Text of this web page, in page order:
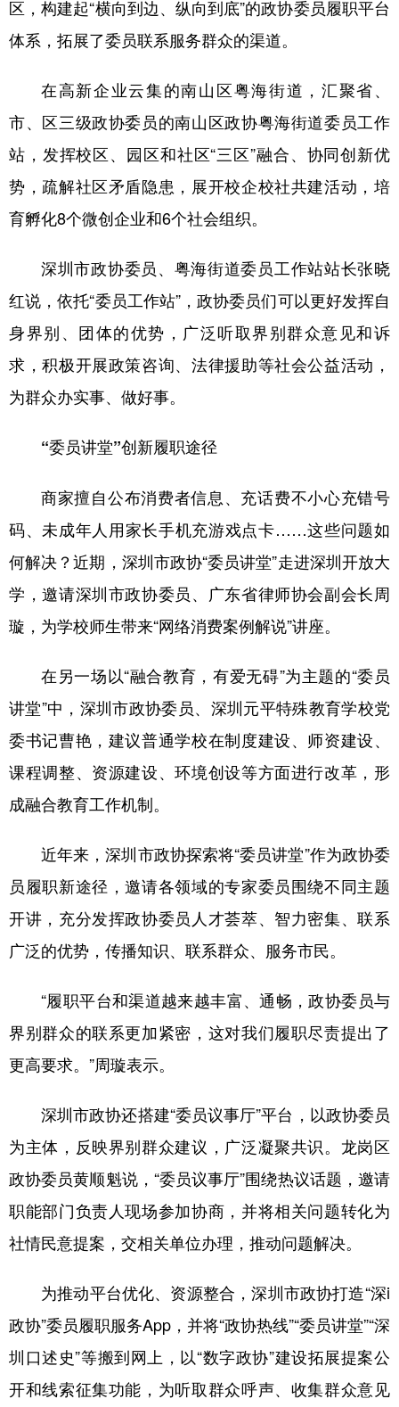
区，构建起“横向到边、纵向到底”的政协委员履职平台
体系，拓展了委员联系服务群众的渠道。
在高新企业云集的南山区粤海街道，汇聚省、
市、区三级政协委员的南山区政协粤海街道委员工作
站，发挥校区、园区和社区“三区”融合、协同创新优
势，疏解社区矛盾隐患，展开校企校社共建活动，培
育孵化8个微创企业和6个社会组织。
深圳市政协委员、粤海街道委员工作站站长张晓
红说，依托“委员工作站”，政协委员们可以更好发挥自
身界别、团体的优势，广泛听取界别群众意见和诉
求，积极开展政策咨询、法律援助等社会公益活动，
为群众办实事、做好事。
“委员讲堂”创新履职途径
商家擅自公布消费者信息、充话费不小心充错号
码、未成年人用家长手机充游戏点卡……这些问题如
何解决？近期，深圳市政协“委员讲堂”走进深圳开放大
学，邀请深圳市政协委员、广东省律师协会副会长周
璇，为学校师生带来“网络消费案例解说”讲座。
在另一场以“融合教育，有爱无碍”为主题的“委员
讲堂”中，深圳市政协委员、深圳元平特殊教育学校党
委书记曹艳，建议普通学校在制度建设、师资建设、
课程调整、资源建设、环境创设等方面进行改革，形
成融合教育工作机制。
近年来，深圳市政协探索将“委员讲堂”作为政协委
员履职新途径，邀请各领域的专家委员围绕不同主题
开讲，充分发挥政协委员人才荟萃、智力密集、联系
广泛的优势，传播知识、联系群众、服务市民。
“履职平台和渠道越来越丰富、通畅，政协委员与
界别群众的联系更加紧密，这对我们履职尽责提出了
更高要求。”周璇表示。
深圳市政协还搭建“委员议事厅”平台，以政协委员
为主体，反映界别群众建议，广泛凝聚共识。龙岗区
政协委员黄顺魁说，“委员议事厅”围绕热议话题，邀请
职能部门负责人现场参加协商，并将相关问题转化为
社情民意提案，交相关单位办理，推动问题解决。
为推动平台优化、资源整合，深圳市政协打造“深i
政协”委员履职服务App，并将“政协热线”“委员讲堂”“深
圳口述史”等搬到网上，以“数字政协”建设拓展提案公
开和线索征集功能，为听取群众呼声、收集群众意见